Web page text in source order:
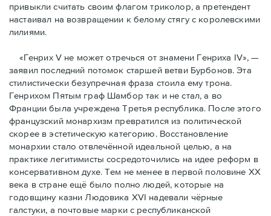
привыкли считать своим флагoм триколор, а претендент
настаивал на возвращении к белому стягу с королевскими
лилиями.
«Генрих V не может отречься от знамени Генриха IV», —
заявил последний потомок старшей ветви Бурбонов. Эта
стилистически безупречная фраза стоила ему трона.
Генрихом Пятым граф Шамбор так и не стал, а во
Франции была учреждена Третья республика. После этого
французский монархизм превратился из политической
скорее в эстетическую категорию. Восстановление
монархии стало отвлечённой идеальной целью, а на
практике легитимисты сосредоточились на идее реформ в
консервативном духе. Тем не менее в первой половине ХХ
века в стране ещё было полно людей, которые на
годовщину казни Людовика XVI надевали чёрные
галстуки, а почтовые марки с республиканской